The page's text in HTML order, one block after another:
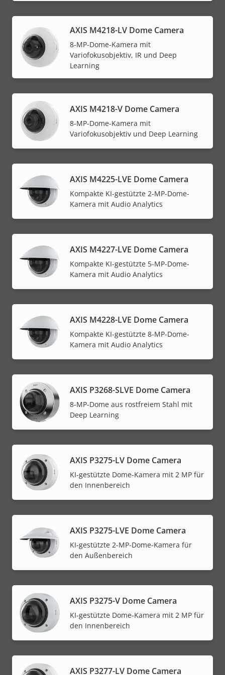
AXIS M4218-LV Dome Camera
8-MP-Dome-Kamera mit
Variofokusobjektiv, IR und Deep
Learning
AXIS M4218-V Dome Camera
8-MP-Dome-Kamera mit
Variofokusobjektiv und Deep Learning
AXIS M4225-LVE Dome Camera
Kompakte KI-gestützte 2-MP-Dome-
Kamera mit Audio Analytics
AXIS M4227-LVE Dome Camera
Kompakte KI-gestützte 5-MP-Dome-
Kamera mit Audio Analytics
AXIS M4228-LVE Dome Camera
Kompakte KI-gestützte 8-MP-Dome-
Kamera mit Audio Analytics
AXIS P3268-SLVE Dome Camera
8-MP-Dome aus rostfreiem Stahl mit
Deep Learning
AXIS P3275-LV Dome Camera
KI-gestützte Dome-Kamera mit 2 MP für
den Innenbereich
AXIS P3275-LVE Dome Camera
KI-gestützte 2-MP-Dome-Kamera für
den Außenbereich
AXIS P3275-V Dome Camera
KI-gestützte Dome-Kamera mit 2 MP für
den Innenbereich
AXIS P3277-LV Dome Camera